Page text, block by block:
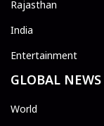
Rajasthan
India
Entertainment
GLOBAL NEWS
World